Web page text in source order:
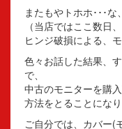
またもやトホホ･･･な
（当店ではここ数日
ヒンジ破損による、
色々お話した結果、
で、
中古のモニターを購
方法をとることになり
ご自分では、カバー(